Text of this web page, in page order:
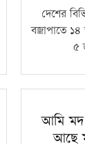
দেশের
বজ্রাপাতে
৫
আমি মদ
আছে